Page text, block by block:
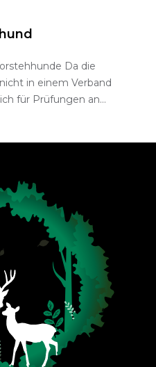
Da die
in einem Verband
für Prüfungen an…